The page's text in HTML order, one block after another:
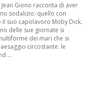
Giono racconta di aver
sodalizio: quello con
il suo capolavoro Moby Dick.
delle sue giornate si
dei mari che si
circostante: le
...